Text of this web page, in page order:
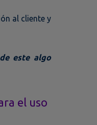
al cliente y
este algo
el uso